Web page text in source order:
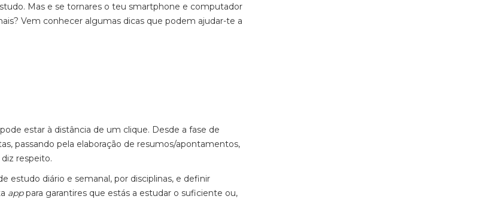
Mas e se tornares o teu smartphone e computador
? Vem conhecer algumas dicas que podem ajudar-te a
estar à distância de um clique. Desde a fase de
passando pela elaboração de resumos/apontamentos,
respeito.
estudo diário e semanal, por disciplinas, e definir
apppara garantires que estás a estudar o suficiente ou,